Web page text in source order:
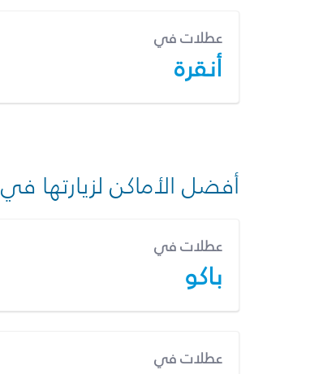
عطلات في
أنقرة
أفضل الأماكن لزيارتها في
عطلات في
باكو
عطلات في